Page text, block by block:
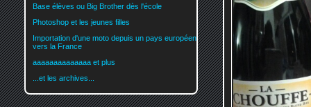
Base élèves ou Big Brother dès l'école
Photoshop et les jeunes filles
Importation d'une moto depuis un pays européen
vers la France
aaaaaaaaaaaaaa et plus
...et les archives...